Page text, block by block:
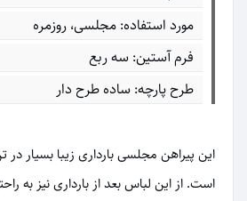
مورد استفاده: مجلسی، روزمره
فرم آستین: سه ربع
طرح پارچه: ساده طرح دار
این پیراهن مجلسی بارداری زیبا بسیار
است. از این لباس بعد از بارداری نیز به